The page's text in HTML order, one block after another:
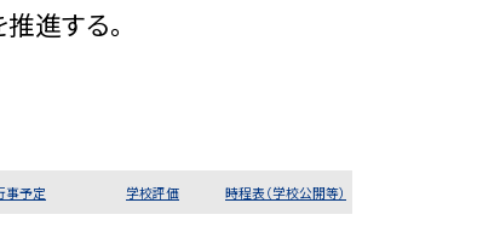
進する。
事予定 学校評価 時程表（学校公開等）